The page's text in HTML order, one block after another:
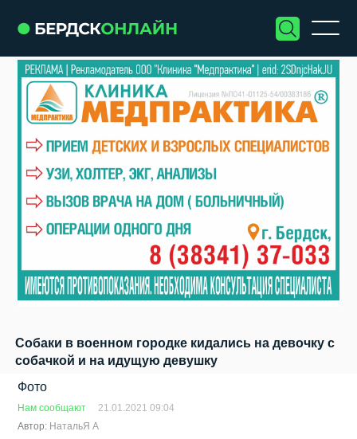
Собаки в военном городке кидались на девочку с
собачкой и на идущую девушку
Фото
Нам сообщают
21.01.2021 09:04
Автор: НатальЯ А